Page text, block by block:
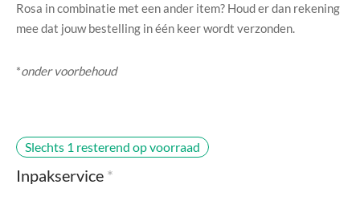
Rosa in combinatie met een ander item? Houd er dan rekening
mee dat jouw bestelling in één keer wordt verzonden.
*onder voorbehoud
Slechts 1 resterend op voorraad
Inpakservice *